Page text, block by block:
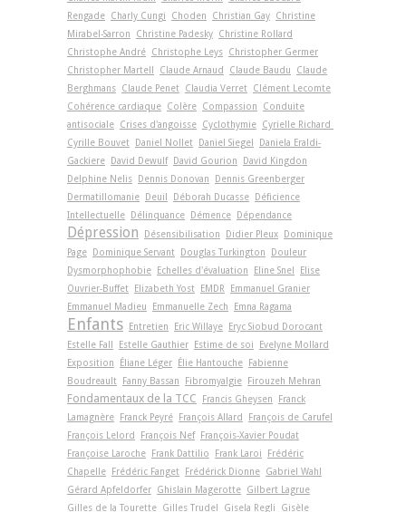
Rengade Charly Cungi Choden Christian Gay Christine
Mirabel-Sarron
Christine Padesky Christine Rollard
Christophe André Christophe Leys Christopher Germer
Christopher Martell
Claude Arnaud Claude Baudu
Claude
Berghmans Claude Penet Claudia Verret Clément Lecomte
Cohérence cardiaque Colère Compassion
Conduite
antisociale Crises d'angoisse Cyclothymie Cyrielle Richard
Cyrille Bouvet
Daniel Nollet Daniel Siegel
Daniela Eraldi-
Gackiere
David Dewulf David Gourion
David Kingdon
Delphine Nelis
Dennis Donovan
Dennis Greenberger
Dermatillomanie
Deuil Déborah Ducasse
Déficience
Intellectuelle
Délinquance Démence Dépendance
Dépression Désensibilisation Didier Pleux
Dominique
Page
Dominique Servant Douglas Turkington
Douleur
Dysmorphophobie
Echelles d'évaluation Eline Snel
Elise
Ouvrier-Buffet
Elizabeth Yost EMDR
Emmanuel Granier
Emmanuel Madieu
Emmanuelle Zech Emna Ragama
Enfants Entretien Eric Willaye
Eryc Siobud Dorocant
Estelle Fall
Estelle Gauthier Estime de soi
Evelyne Mollard
Exposition
Éliane Léger Élie Hantouche
Fabienne
Boudreault
Fanny Bassan Fibromyalgie Firouzeh Mehran
Fondamentaux de la TCC Francis Gheysen
Franck
Lamagnère
Franck Peyré François Allard
François de Carufel
François Lelord
François Nef
François-Xavier Poudat
Françoise Laroche
Frank Dattilio Frank Laroi
Frédéric
Chapelle
Frédéric Fanget Frédérick Dionne Gabriel Wahl
Gérard Apfeldorfer Ghislain Magerotte Gilbert Lagrue
Gilles de la Tourette Gilles Trudel Gisela Regli
Gisèle